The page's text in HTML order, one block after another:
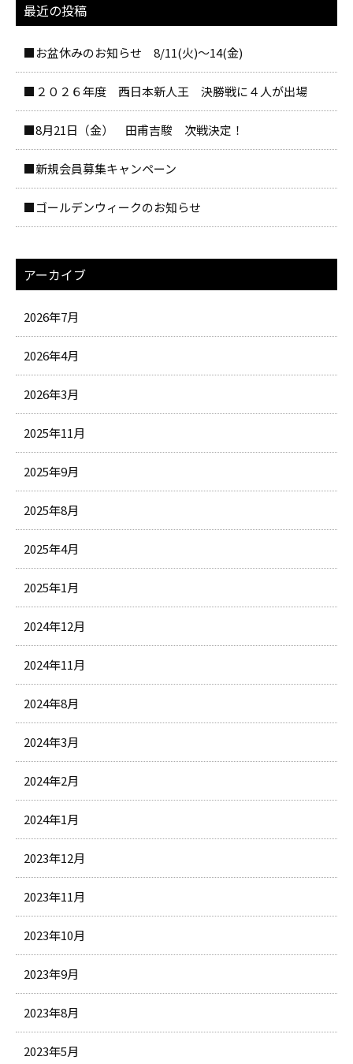
最近の投稿
■お盆休みのお知らせ 8/11(火)～14(金)
■２０２６年度 西日本新人王 決勝戦に４人が出場
■8月21日（金） 田甫吉駿 次戦決定！
■新規会員募集キャンペーン
■ゴールデンウィークのお知らせ
アーカイブ
2026年7月
2026年4月
2026年3月
2025年11月
2025年9月
2025年8月
2025年4月
2025年1月
2024年12月
2024年11月
2024年8月
2024年3月
2024年2月
2024年1月
2023年12月
2023年11月
2023年10月
2023年9月
2023年8月
2023年5月